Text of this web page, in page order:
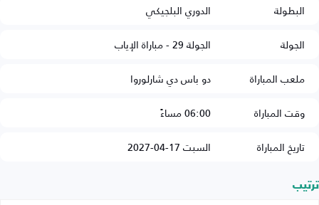
البطولة
الدوري البلجيكي
الجولة
الجولة 29 - مباراة الإياب
ملعب المباراة
دو باس دي شارلوروا
وقت المباراة
06:00 مساءً
تاريخ المباراة
السبت 17-04-2027
ترتيب